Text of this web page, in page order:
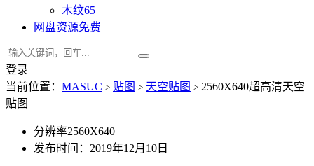
木纹65
网盘资源免费
登录
当前位置： MASUC > 贴图 > 天空贴图 > 2560X640超高清天空
贴图
分辨率2560X640
发布时间：2019年12月10日